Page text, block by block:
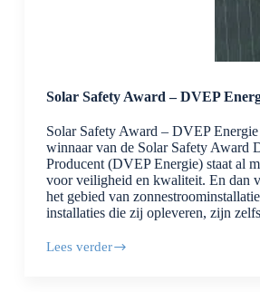
Solar Safety Award – DVEP
Solar Safety Award – DVEP
winnaar van de Solar Safety Award
Producent (DVEP Energie) staat al
voor veiligheid en kwaliteit. En dan
het gebied van
installaties die zij opleveren, zijn
Lees verder
Solar